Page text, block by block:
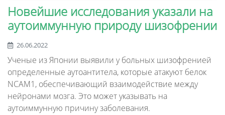
Новейшие исследования указали на
аутоиммунную природу шизофрении
26.06.2022
Ученые из Японии выявили у больных шизофренией
определенные аутоантитела, которые атакуют белок
NCAM1, обеспечивающий взаимодействие между
нейронами мозга. Это может указывать на
аутоиммунную причину заболевания.